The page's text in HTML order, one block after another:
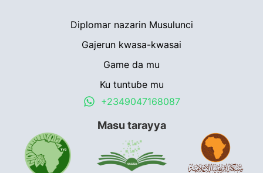
Diplomar nazarin Musulunci
Gajerun kwasa-kwasai
Game da mu
Ku tuntuɓe mu
+2349047168087
Masu tarayya